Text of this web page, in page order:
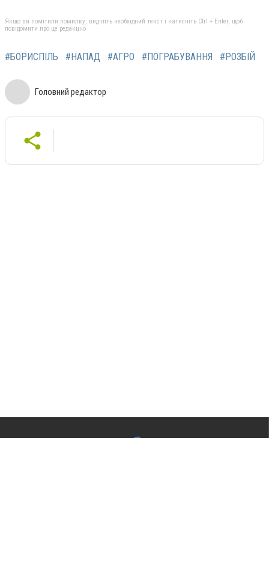
Якщо ви помітили помилку, виділіть необхідний текст і натисніть Ctrl + Enter, щоб
повідомити про це редакцію
#БОРИСПІЛЬ #НАПАД #АГРО #ПОГРАБУВАННЯ #РОЗБІЙ
Головний редактор